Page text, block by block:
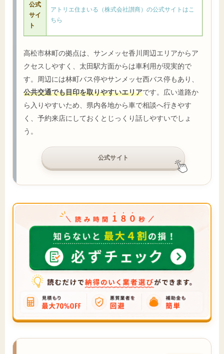
公式
サイ
ト
アトリエ住まいる（株式会社讃商）の公式サイトはこ
ちら
高松市林町の拠点は、サンメッセ香川周辺エリアからア
クセスしやすく、太田駅方面からは車利用が現実的で
す。周辺には林町バス停やサンメッセ西バス停もあり、
公共交通でも目印を取りやすいエリアです。広い道路か
ら入りやすいため、県内各地から車で相談へ行きやす
く、予約来店にしておくとじっくり話しやすいでしょ
う。
公式サイト